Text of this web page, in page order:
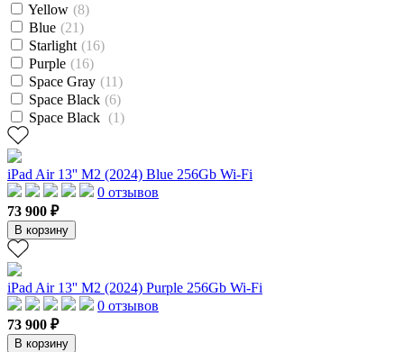
Yellow (8)
Blue (21)
Starlight (16)
Purple (16)
Space Gray (11)
Space Black (6)
Space Black (1)
iPad Air 13'' M2 (2024) Blue 256Gb Wi-Fi
0 отзывов
73 900 ₽
В корзину
iPad Air 13'' M2 (2024) Purple 256Gb Wi-Fi
0 отзывов
73 900 ₽
В корзину